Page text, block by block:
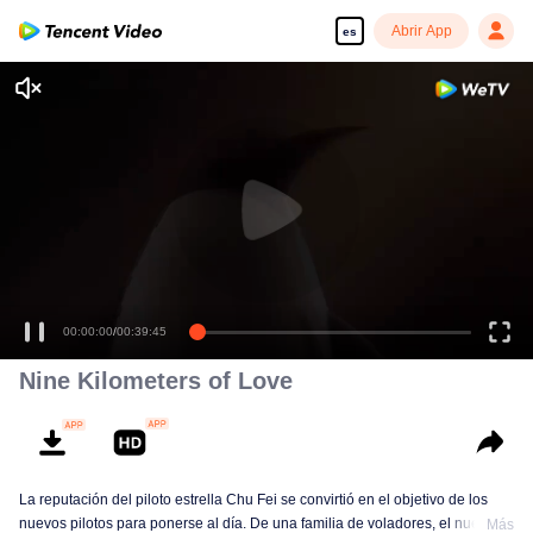
es Abrir App
00:00:00/00:39:45
Nine Kilometers of Love
La reputación del piloto estrella Chu Fei se convirtió en el objetivo de los
nuevos pilotos para ponerse al día. De una familia de voladores, el nuevoMás